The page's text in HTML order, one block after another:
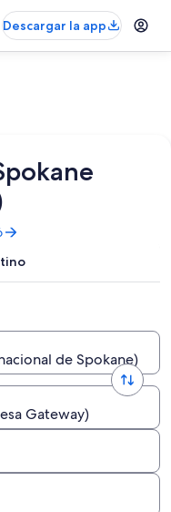
Descargar la app
de Spokane)
Gateway)